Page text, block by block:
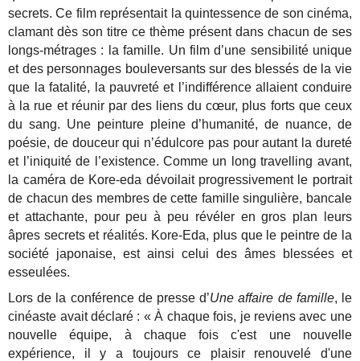
secrets. Ce film représentait la quintessence de son cinéma,
clamant dès son titre ce thème présent dans chacun de ses
longs-métrages : la famille. Un film d’une sensibilité unique
et des personnages bouleversants sur des blessés de la vie
que la fatalité, la pauvreté et l’indifférence allaient conduire
à la rue et réunir par des liens du cœur, plus forts que ceux
du sang. Une peinture pleine d’humanité, de nuance, de
poésie, de douceur qui n’édulcore pas pour autant la dureté
et l’iniquité de l’existence. Comme un long travelling avant,
la caméra de Kore-eda dévoilait progressivement le portrait
de chacun des membres de cette famille singulière, bancale
et attachante, pour peu à peu révéler en gros plan leurs
âpres secrets et réalités. Kore-Eda, plus que le peintre de la
société japonaise, est ainsi celui des âmes blessées et
esseulées.
Lors de la conférence de presse d’Une affaire de famille, le
cinéaste avait déclaré : « À chaque fois, je reviens avec une
nouvelle équipe, à chaque fois c'est une nouvelle
expérience, il y a toujours ce plaisir renouvelé d'une